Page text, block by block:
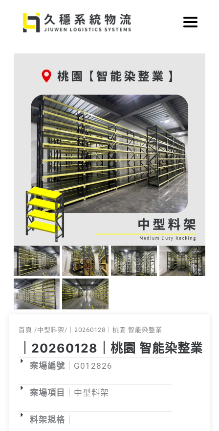
首頁 /中 型料架/｜20260128｜桃園 智能染整業
｜20260128｜桃園 智能染整業
案場編號 ｜G012826
案場項目 ｜中型料架
料架規格